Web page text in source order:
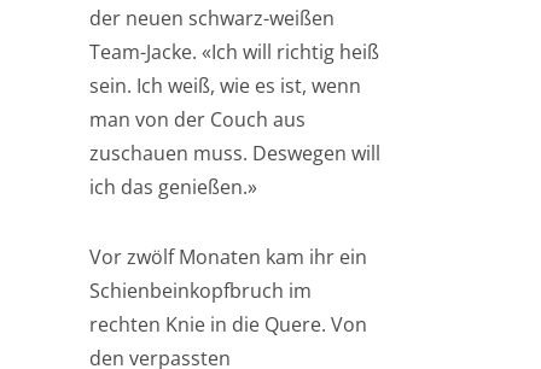
der neuen schwarz-weißen
Team-Jacke. «Ich will richtig heiß
sein. Ich weiß, wie es ist, wenn
man von der Couch aus
zuschauen muss. Deswegen will
ich das genießen.»
Vor zwölf Monaten kam ihr ein
Schienbeinkopfbruch im
rechten Knie in die Quere. Von
den verpassten